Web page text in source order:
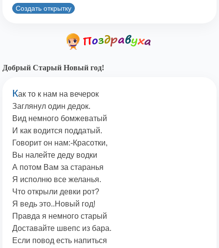
Создать открытку
Добрый Старый Новый год!
Как то к нам на вечерок
Заглянул один дедок.
Вид немного бомжеватый
И как водится поддатый.
Говорит он нам:-Красотки,
Вы налейте деду водки
А потом Вам за старанья
Я исполню все желанья.
Что открыли девки рот?
Я ведь это..Новый год!
Правда я немного старый
Доставайте швепс из бара.
Если повод есть напиться